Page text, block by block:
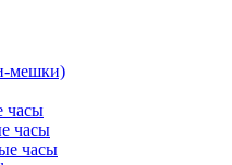
мешки)
часы
часы
часы